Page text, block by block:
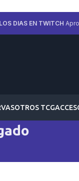
DIAS EN TWITCH
OTROS TCG